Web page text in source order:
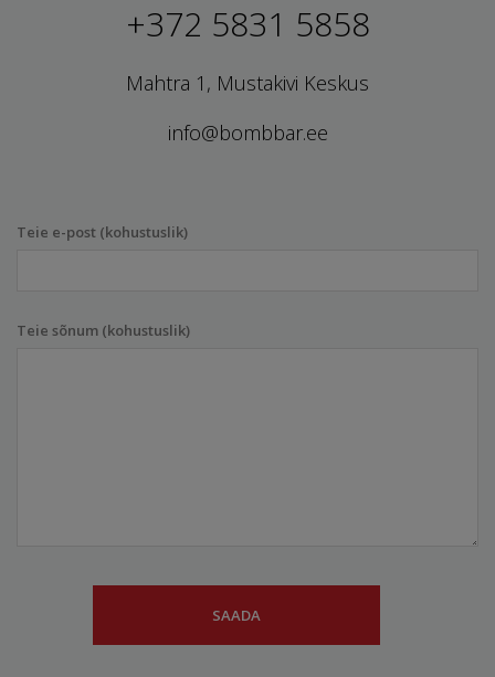
+372 5831 5858
Mahtra 1, Mustakivi Keskus
info@bombbar.ee
Teie e-post (kohustuslik)
Teie sõnum (kohustuslik)